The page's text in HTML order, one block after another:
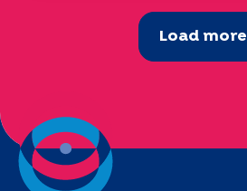
Load more